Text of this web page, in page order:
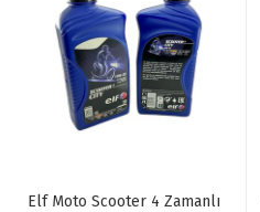
Elf Moto Scooter 4 Zamanlı